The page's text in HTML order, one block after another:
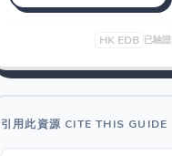
HK EDB 已驗證
引用此資源 CITE THIS GUIDE